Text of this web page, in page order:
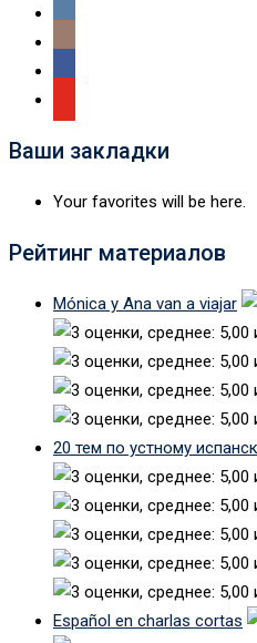
Ваши закладки
Your favorites will be here.
Рейтинг материалов
Mónica y Ana van a viajar
20 тем по устному
Español en charlas cortas